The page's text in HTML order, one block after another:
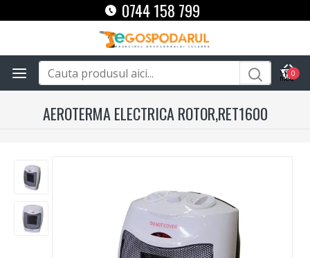
0744 158 799
0
AEROTERMA ELECTRICA ROTOR,RET1600